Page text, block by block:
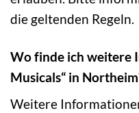
die geltenden Regeln.
Wo finde ich weitere
Musicals“ in
Weitere